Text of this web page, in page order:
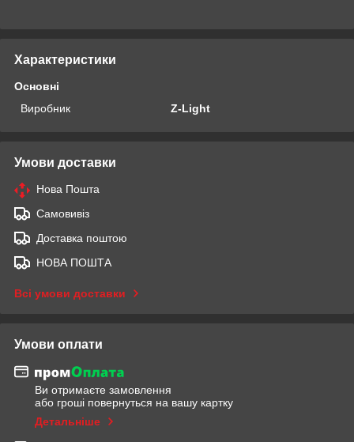
Характеристики
Основні
Виробник
Z-Light
Умови доставки
Нова Пошта
Самовивіз
Доставка поштою
НОВА ПОШТА
Всі умови доставки
Умови оплати
Ви отримаєте замовлення
або гроші повернуться на вашу картку
Детальніше